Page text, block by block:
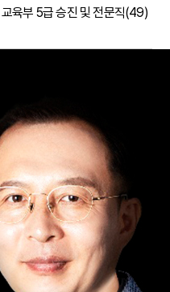
교육부 5급 승진 및 전문직(49)